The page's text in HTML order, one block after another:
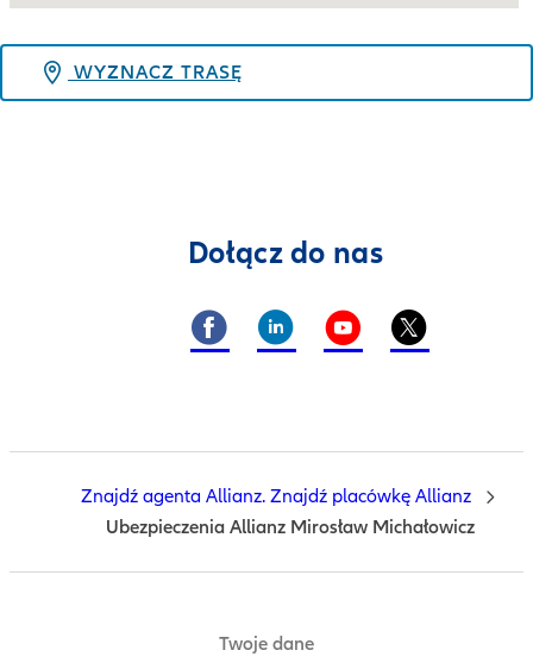
WYZNACZ TRASĘ
Dołącz do nas
Twoje dane
Znajdź agenta Allianz. Znajdź placówkę Allianz
Ubezpieczenia Allianz Mirosław Michałowicz